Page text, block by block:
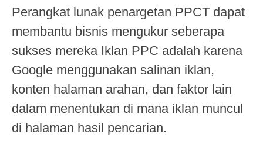
Perangkat lunak penargetan PPCT dapat
membantu bisnis mengukur seberapa
sukses mereka Iklan PPC adalah karena
Google menggunakan salinan iklan,
konten halaman arahan, dan faktor lain
dalam menentukan di mana iklan muncul
di halaman hasil pencarian.